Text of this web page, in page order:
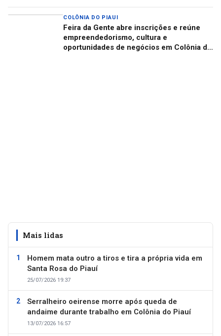
COLÔNIA DO PIAUI
Feira da Gente abre inscrições e reúne
empreendedorismo, cultura e
oportunidades de negócios em Colônia do
Mais lidas
Homem mata outro a tiros e tira a própria vida em
Santa Rosa do Piauí
25/07/2026 19:37
Serralheiro oeirense morre após queda de
andaime durante trabalho em Colônia do Piauí
13/07/2026 16:57